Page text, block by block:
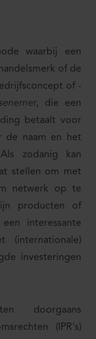
waarbij een
of de
of -
, die een
betaalt voor
de naam en het
zodanig kan
stellen om met
netwerk op te
producten of
interessante
investeringen
doorgaans
(IPR's)